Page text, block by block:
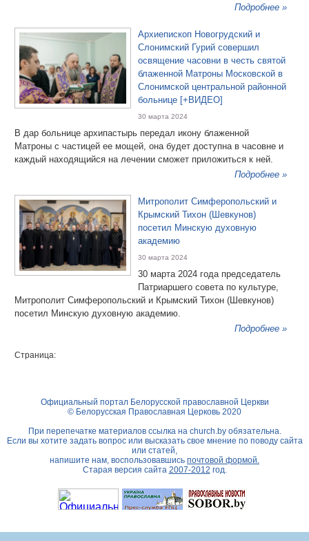
Подробнее »
Архиепископ Новогрудский и
Слонимский Гурий совершил
освящение часовни в честь святой
блаженной Матроны Московской в
Слонимской центральной районной
больнице [+ВИДЕО]
30 марта 2024
В дар больнице архипастырь передал икону блаженной
Матроны с частицей ее мощей, она будет доступна в часовне и
каждый находящийся на лечении сможет приложиться к ней.
Подробнее »
Митрополит Симферопольский и
Крымский Тихон (Шевкунов)
посетил Минскую духовную
академию
30 марта 2024
30 марта 2024 года председатель
Патриаршего совета по культуре,
Митрополит Симферопольский и Крымский Тихон (Шевкунов)
посетил Минскую духовную академию.
Подробнее »
Страница:
Официальный портал Белорусской православной Церкви
© Белорусская Православная Церковь 2020
При перепечатке материалов ссылка на church.byобязательна.
Если вы хотите задать вопрос или высказать свое мнение по поводу сайта
или статей,
напишите нам, воспользовавшись почтовой формой.
Старая версия сайта 2007-2012 год.